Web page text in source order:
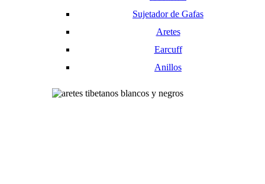
Sujetador de Gafas
Aretes
Earcuff
Anillos